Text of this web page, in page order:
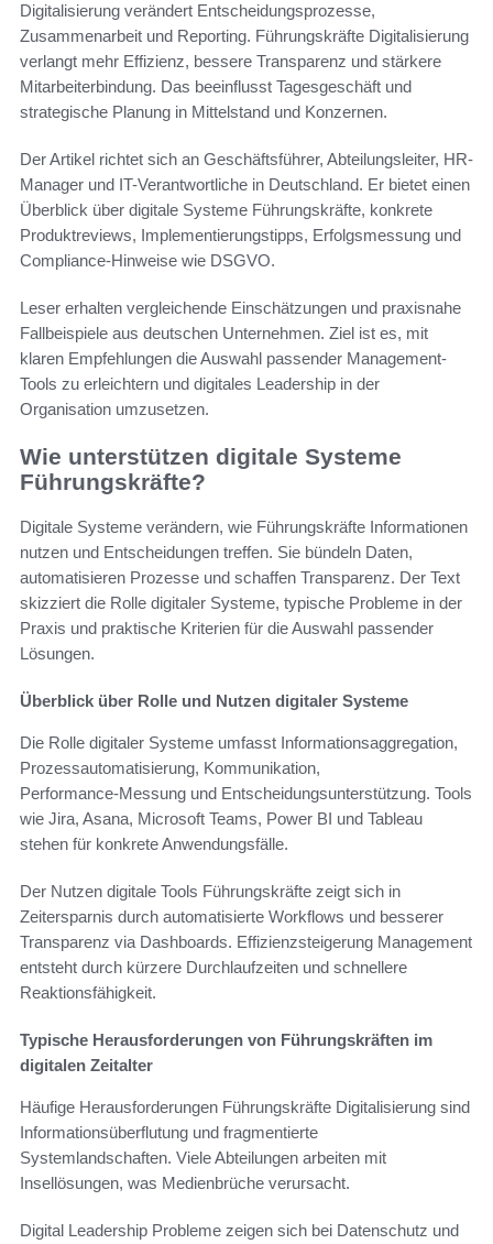
Digitalisierung verändert Entscheidungsprozesse,
Zusammenarbeit und Reporting. Führungskräfte Digitalisierung
verlangt mehr Effizienz, bessere Transparenz und stärkere
Mitarbeiterbindung. Das beeinflusst Tagesgeschäft und
strategische Planung in Mittelstand und Konzernen.
Der Artikel richtet sich an Geschäftsführer, Abteilungsleiter, HR-
Manager und IT-Verantwortliche in Deutschland. Er bietet einen
Überblick über digitale Systeme Führungskräfte, konkrete
Produktreviews, Implementierungstipps, Erfolgsmessung und
Compliance-Hinweise wie DSGVO.
Leser erhalten vergleichende Einschätzungen und praxisnahe
Fallbeispiele aus deutschen Unternehmen. Ziel ist es, mit
klaren Empfehlungen die Auswahl passender Management-
Tools zu erleichtern und digitales Leadership in der
Organisation umzusetzen.
Wie unterstützen digitale Systeme
Führungskräfte?
Digitale Systeme verändern, wie Führungskräfte Informationen
nutzen und Entscheidungen treffen. Sie bündeln Daten,
automatisieren Prozesse und schaffen Transparenz. Der Text
skizziert die Rolle digitaler Systeme, typische Probleme in der
Praxis und praktische Kriterien für die Auswahl passender
Lösungen.
Überblick über Rolle und Nutzen digitaler Systeme
Die Rolle digitaler Systeme umfasst Informationsaggregation,
Prozessautomatisierung, Kommunikation,
Performance‑Messung und Entscheidungsunterstützung. Tools
wie Jira, Asana, Microsoft Teams, Power BI und Tableau
stehen für konkrete Anwendungsfälle.
Der Nutzen digitale Tools Führungskräfte zeigt sich in
Zeitersparnis durch automatisierte Workflows und besserer
Transparenz via Dashboards. Effizienzsteigerung Management
entsteht durch kürzere Durchlaufzeiten und schnellere
Reaktionsfähigkeit.
Typische Herausforderungen von Führungskräften im
digitalen Zeitalter
Häufige Herausforderungen Führungskräfte Digitalisierung sind
Informationsüberflutung und fragmentierte
Systemlandschaften. Viele Abteilungen arbeiten mit
Insellösungen, was Medienbrüche verursacht.
Digital Leadership Probleme zeigen sich bei Datenschutz und